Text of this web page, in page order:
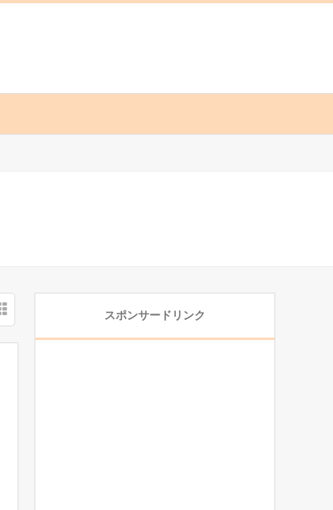
スポンサードリンク